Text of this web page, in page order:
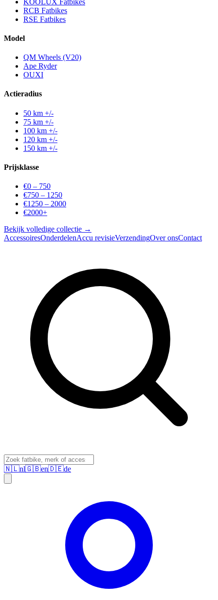
RCB Fatbikes
RSE Fatbikes
Model
QM Wheels (V20)
Ape Ryder
OUXI
Actieradius
50 km +/-
75 km +/-
100 km +/-
120 km +/-
150 km +/-
Prijsklasse
€0 – 750
€750 – 1250
€1250 – 2000
€2000+
Bekijk volledige collectie →
AccessoiresOnderdelenAccu revisieVerzendingOver onsContact
🇳🇱nl🇬🇧en🇩🇪de